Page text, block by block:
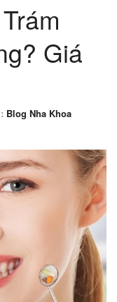
Giá
Blog Nha Khoa